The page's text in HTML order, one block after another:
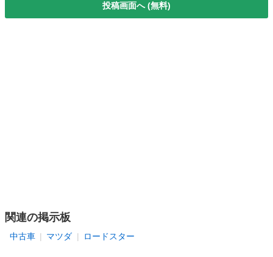
投稿画面へ (無料)
関連の掲示板
中古車 マツダ ロードスター